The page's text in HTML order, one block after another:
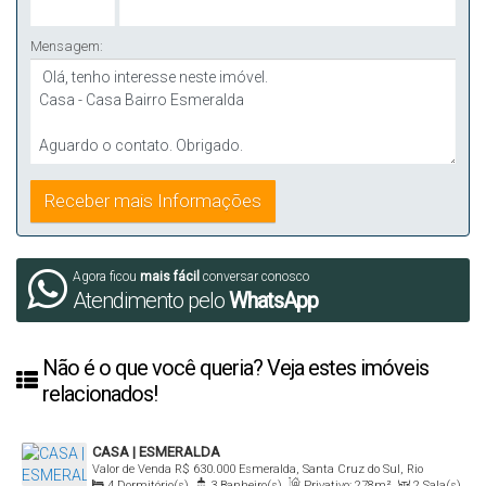
Mensagem:
Agora ficou mais fácil conversar conosco
Atendimento peloWhatsApp
Não é o que você queria? Veja estes imóveis
relacionados!
CASA | ESMERALDA
R$ 630.000
Valor de Venda
Esmeralda, Santa Cruz do Sul, Rio